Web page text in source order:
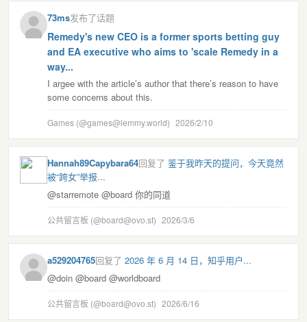
73ms发布了话题
Remedy's new CEO is a former sports betting guy
and EA executive who aims to 'scale Remedy in a
way...
I argee with the article’s author that there’s reason to have
some concerns about this.
Games (@games@lemmy.world) 2026/2/10
Hannah89Capybara64回复了 鉴于我昨天的提问，今天竟然
被“跨女”举报...
@starremote @board 你的同道
公共留言板 (@board@ovo.st) 2026/3/6
a529204765回复了 2026 年 6 月 14 日，知乎用户...
@doin @board @worldboard
公共留言板 (@board@ovo.st) 2026/6/16